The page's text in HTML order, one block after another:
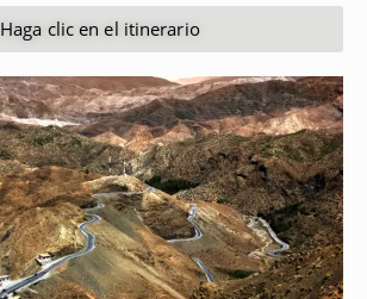
Haga clic en el itinerario